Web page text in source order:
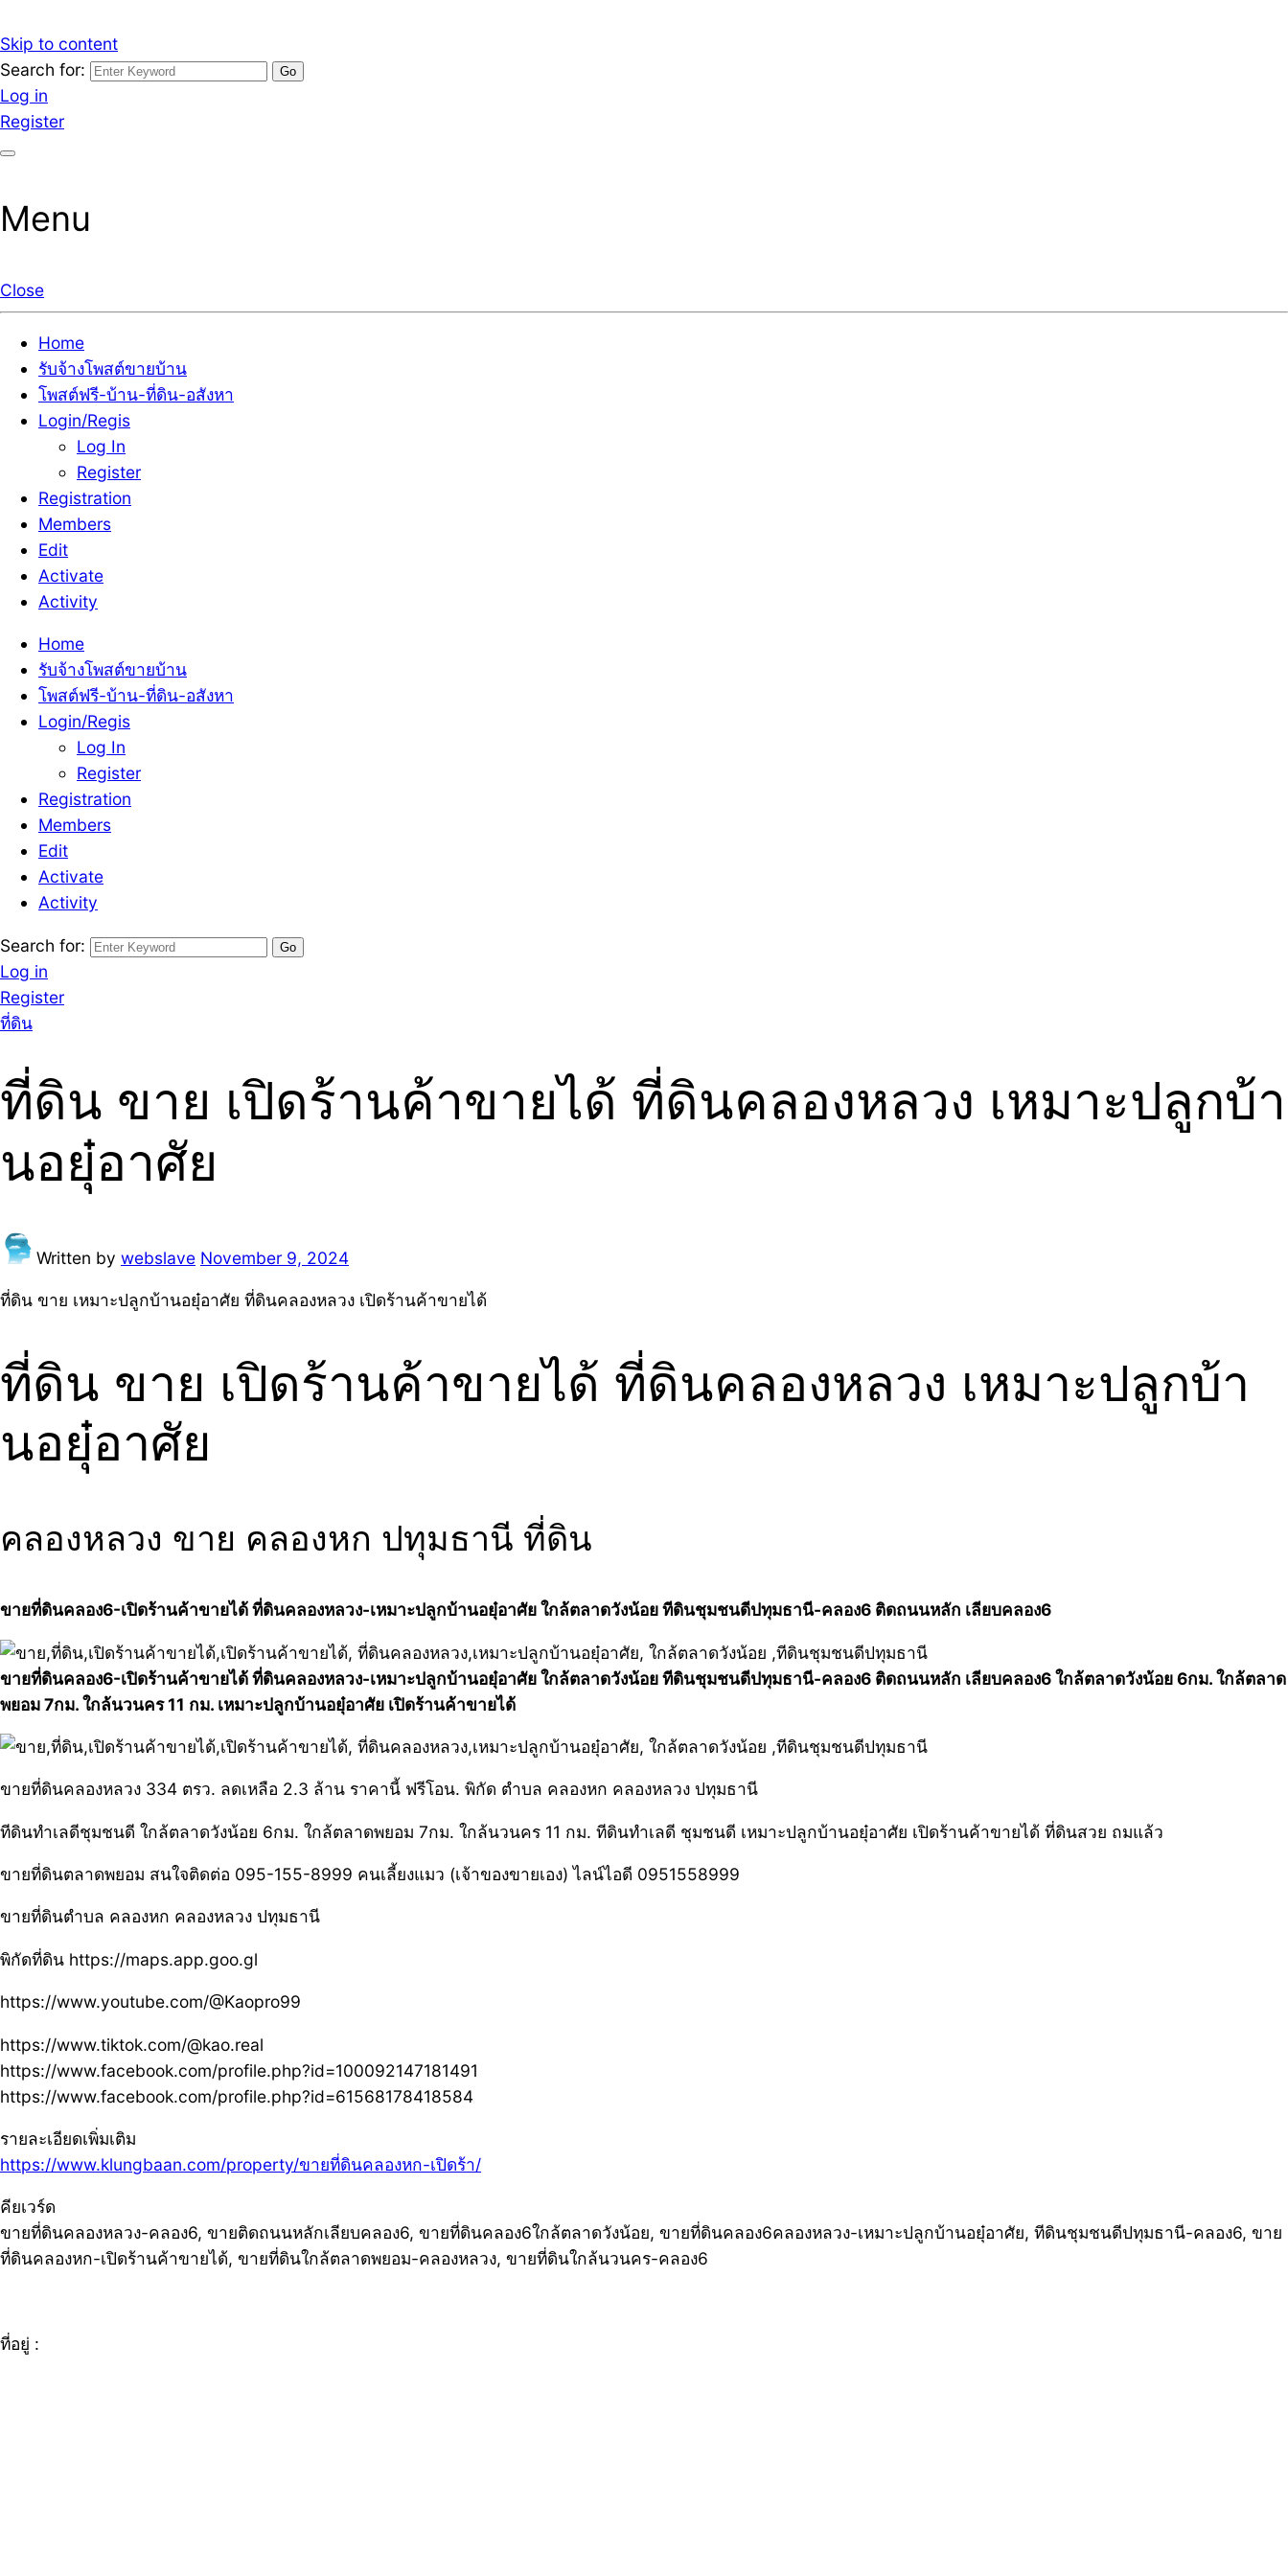
Skip to content
รับจ้างโพสต์ขายบ้านราคาถูก รับโพสต์ลงเว็บขายบ้าน ที่ดิน อสังหา โพสต์คุณภาพ ราคาคุ้มค่า แตกต่างกว่า
เว็บไซต์ รับจ้างโพสต์ขายบ้านราคาถูก อสังหา ทีดิน โพสต์ลงเว็บขายบ้าน รับโพสต์ที่ดิน อสังหา เน้นผลงาน รับรองคุณภาพ ติดกูเกิ้ลหน้าแรกทุกโพสต์ได้จริง ที่เดียวในไทย
Search for:
Log in
Register
Menu
Close
Home
รับจ้างโพสต์ขายบ้าน
โพสต์ฟรี-บ้าน-ที่ดิน-อสังหา
Login/Regis
Log In
Register
Registration
Members
Edit
Activate
Activity
Home
รับจ้างโพสต์ขายบ้าน
โพสต์ฟรี-บ้าน-ที่ดิน-อสังหา
Login/Regis
Log In
Register
Registration
Members
Edit
Activate
Activity
Search for:
Log in
Register
ที่ดิน
ที่ดิน ขาย เปิดร้านค้าขายได้ ที่ดินคลองหลวง เหมาะปลูกบ้า
นอยุ๋อาศัย
Written by webslave November 9, 2024
ที่ดิน ขาย เหมาะปลูกบ้านอยุ๋อาศัย ที่ดินคลองหลวง เปิดร้านค้าขายได้
ที่ดิน ขาย เปิดร้านค้าขายได้ ที่ดินคลองหลวง เหมาะปลูกบ้า
นอยุ๋อาศัย
คลองหลวง ขาย คลองหก ปทุมธานี ที่ดิน
ขายที่ดินคลอง6-เปิดร้านค้าขายได้ ที่ดินคลองหลวง-เหมาะปลูกบ้านอยุ๋อาศัย ใกล้ตลาดวังน้อย ทีดินชุมชนดีปทุมธานี-คลอง6 ติดถนนหลัก เลียบคลอง6
ขายที่ดินคลอง6-เปิดร้านค้าขายได้ ที่ดินคลองหลวง-เหมาะปลูกบ้านอยุ๋อาศัย ใกล้ตลาดวังน้อย ทีดินชุมชนดีปทุมธานี-คลอง6 ติดถนนหลัก เลียบคลอง6 ใกล้ตลาดวังน้อย 6กม. ใกล้ตลาด
พยอม 7กม. ใกล้นวนคร 11 กม. เหมาะปลูกบ้านอยุ๋อาศัย เปิดร้านค้าขายได้
ขายที่ดินคลองหลวง 334 ตรว. ลดเหลือ 2.3 ล้าน ราคานี้ ฟรีโอน. พิกัด ตำบล คลองหก คลองหลวง ปทุมธานี
ทีดินทำเลดีชุมชนดี ใกล้ตลาดวังน้อย 6กม. ใกล้ตลาดพยอม 7กม. ใกล้นวนคร 11 กม. ทีดินทำเลดี ชุมชนดี เหมาะปลูกบ้านอยุ๋อาศัย เปิดร้านค้าขายได้ ที่ดินสวย ถมแล้ว
ขายที่ดินตลาดพยอม สนใจติดต่อ 095-155-8999 คนเลี้ยงแมว (เจ้าของขายเอง) ไลน์ไอดี 0951558999
ขายที่ดินตำบล คลองหก คลองหลวง ปทุมธานี
พิกัดที่ดิน https://maps.app.goo.gl
https://www.youtube.com/@Kaopro99
https://www.tiktok.com/@kao.real
https://www.facebook.com/profile.php?id=100092147181491
https://www.facebook.com/profile.php?id=61568178418584
รายละเอียดเพิ่มเติม
https://www.klungbaan.com/property/ขายที่ดินคลองหก-เปิดร้า/
คียเวร์ด
ขายที่ดินคลองหลวง-คลอง6, ขายติดถนนหลักเลียบคลอง6, ขายที่ดินคลอง6ใกล้ตลาดวังน้อย, ขายที่ดินคลอง6คลองหลวง-เหมาะปลูกบ้านอยุ๋อาศัย, ทีดินชุมชนดีปทุมธานี-คลอง6, ขาย
ที่ดินคลองหก-เปิดร้านค้าขายได้, ขายที่ดินใกล้ตลาดพยอม-คลองหลวง, ขายที่ดินใกล้นวนคร-คลอง6
ที่อยู่ :